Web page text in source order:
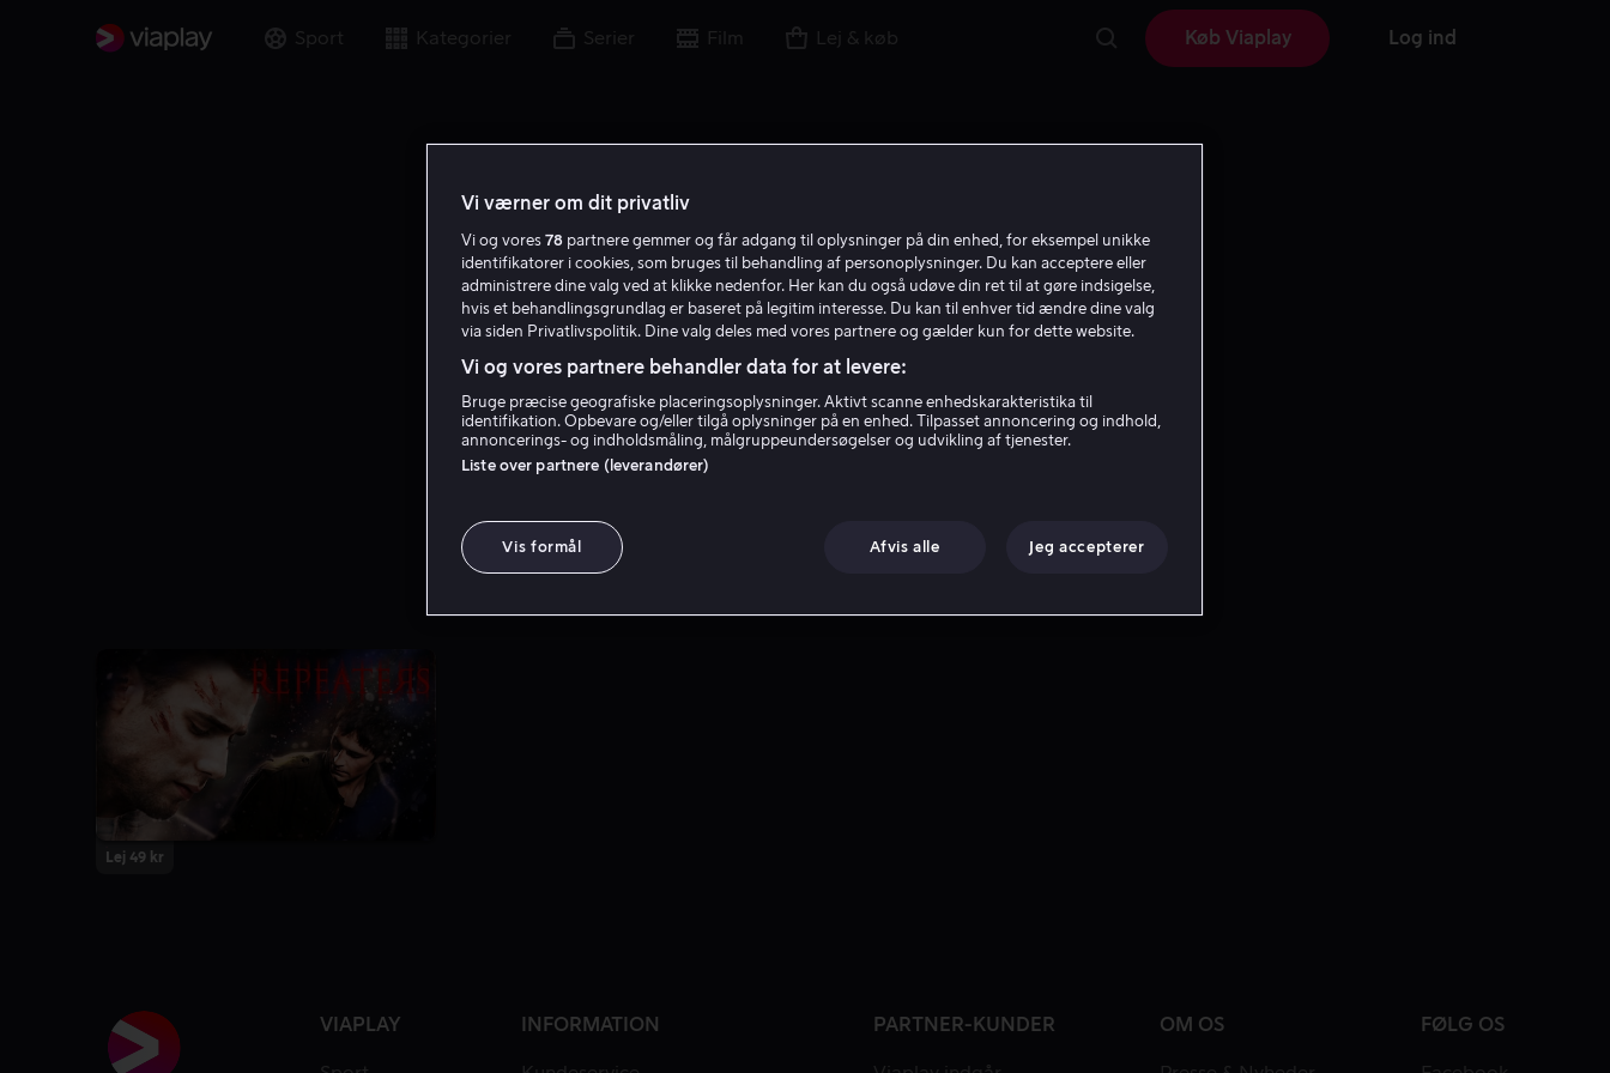
Sport Kategorier Serier Film Lej & køb Køb Viaplay Log ind
Richard de Klerk
Lej 49 kr
VIAPLAY INFORMATION PARTNER-KUNDER OM OS FØLG OS
Vi værner om dit privatliv
Vi og vores 78 partnere gemmer og får adgang til oplysninger på din enhed, for eksempel unikke
identifikatorer i cookies, som bruges til behandling af personoplysninger. Du kan acceptere eller
administrere dine valg ved at klikke nedenfor. Her kan du også udøve din ret til at gøre indsigelse,
hvis et behandlingsgrundlag er baseret på legitim interesse. Du kan til enhver tid ændre dine valg
via siden Privatlivspolitik. Dine valg deles med vores partnere og gælder kun for dette website.
Vi og vores partnere behandler data for at levere:
Bruge præcise geografiske placeringsoplysninger. Aktivt scanne enhedskarakteristika til
identifikation. Opbevare og/eller tilgå oplysninger på en enhed. Tilpasset annoncering og indhold,
annoncerings- og indholdsmåling, målgruppeundersøgelser og udvikling af tjenester.
Liste over partnere (leverandører)
Vis formål Afvis alle Jeg accepterer